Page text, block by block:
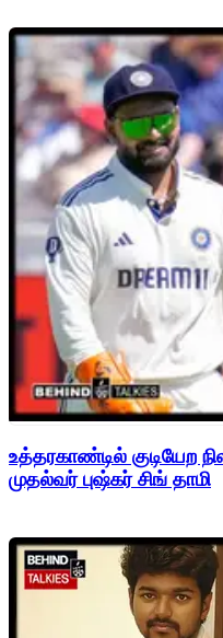
உத்தரகாண்டில் குடியேற
முதல்வர் புஷ்கர் சிங் தாமி